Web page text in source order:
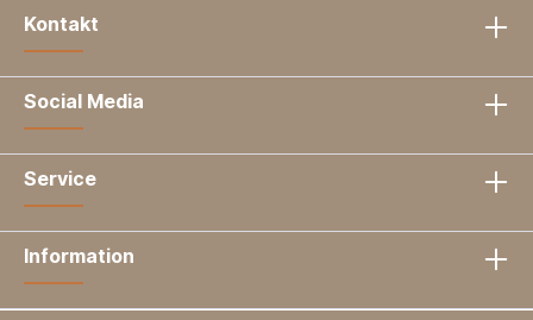
Kontakt
Social Media
Service
Information